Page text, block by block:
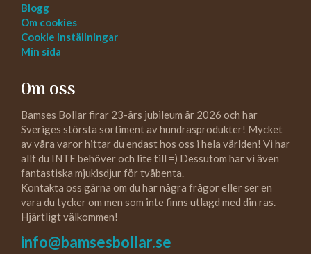
Blogg
Om cookies
Cookie inställningar
Min sida
Om oss
Bamses Bollar firar 23-års jubileum år 2026 och har
Sveriges största sortiment av hundrasprodukter! Mycket
av våra varor hittar du endast hos oss i hela världen! Vi har
allt du INTE behöver och lite till =) Dessutom har vi även
fantastiska mjukisdjur för tvåbenta.
Kontakta oss gärna om du har några frågor eller ser en
vara du tycker om men som inte finns utlagd med din ras.
Hjärtligt välkommen!
info@bamsesbollar.se